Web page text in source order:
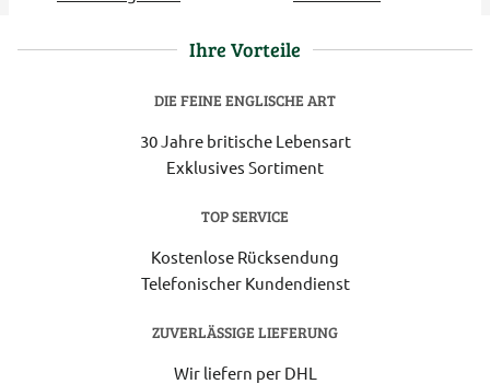
Ihre Vorteile
DIE FEINE ENGLISCHE ART
30 Jahre britische Lebensart
Exklusives Sortiment
TOP SERVICE
Kostenlose Rücksendung
Telefonischer Kundendienst
ZUVERLÄSSIGE LIEFERUNG
Wir liefern per DHL